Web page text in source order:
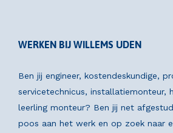
WERKEN BIJ WILLEMS UDEN
Ben jij engineer, kostendeskundige,
servicetechnicus, installatiemonteur,
leerling monteur? Ben jij net
poos aan het werk en op zoek naar